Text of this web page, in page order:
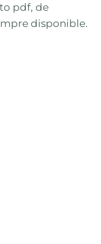
pdf, de
disponible.